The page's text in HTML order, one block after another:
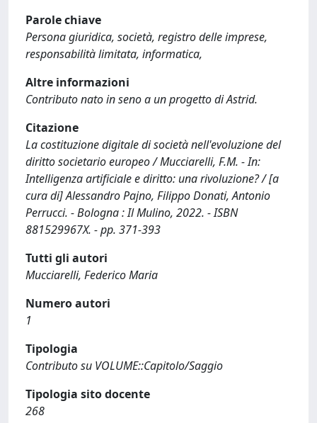
Parole chiave
Persona giuridica, società, registro delle imprese,
responsabilità limitata, informatica,
Altre informazioni
Contributo nato in seno a un progetto di Astrid.
Citazione
La costituzione digitale di società nell'evoluzione del
diritto societario europeo / Mucciarelli, F.M. - In:
Intelligenza artificiale e diritto: una rivoluzione? / [a
cura di] Alessandro Pajno, Filippo Donati, Antonio
Perrucci. - Bologna : Il Mulino, 2022. - ISBN
881529967X. - pp. 371-393
Tutti gli autori
Mucciarelli, Federico Maria
Numero autori
1
Tipologia
Contributo su VOLUME::Capitolo/Saggio
Tipologia sito docente
268